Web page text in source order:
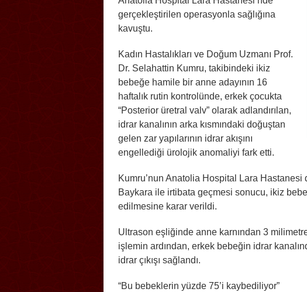
gerçekleştirilen operasyonla sağlığına
kavuştu.
Kadın Hastalıkları ve Doğum Uzmanı Prof.
Dr. Selahattin Kumru, takibindeki ikiz
bebeğe hamile bir anne adayının 16
haftalık rutin kontrolünde, erkek çocukta
“Posterior üretral valv” olarak adlandırılan,
idrar kanalının arka kısmındaki doğuştan
gelen zar yapılarının idrar akışını
engellediği ürolojik anomaliyi fark etti.
Kumru’nun Anatolia Hospital Lara
Baykara ile irtibata geçmesi sonucu, ikiz
edilmesine karar verildi.
Ultrason eşliğinde anne karnından 3
işlemin ardından, erkek bebeğin idrar
idrar çıkışı sağlandı.
“Bu bebeklerin yüzde 75’i kaybediliyor”